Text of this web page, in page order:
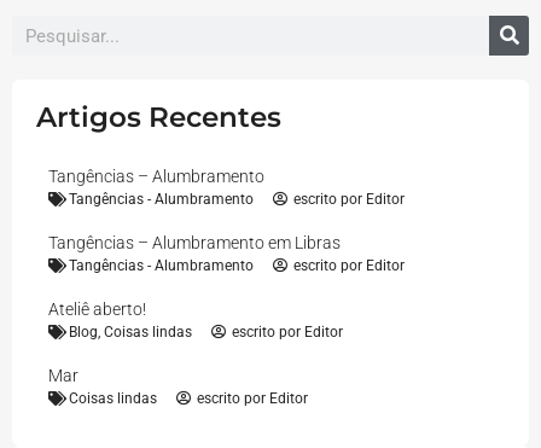
Artigos Recentes
Tangências – Alumbramento
Tangências - Alumbramento escrito por Editor
Tangências – Alumbramento em Libras
Tangências - Alumbramento escrito por Editor
Ateliê aberto!
Blog, Coisas lindas escrito por Editor
Mar
Coisas lindas escrito por Editor